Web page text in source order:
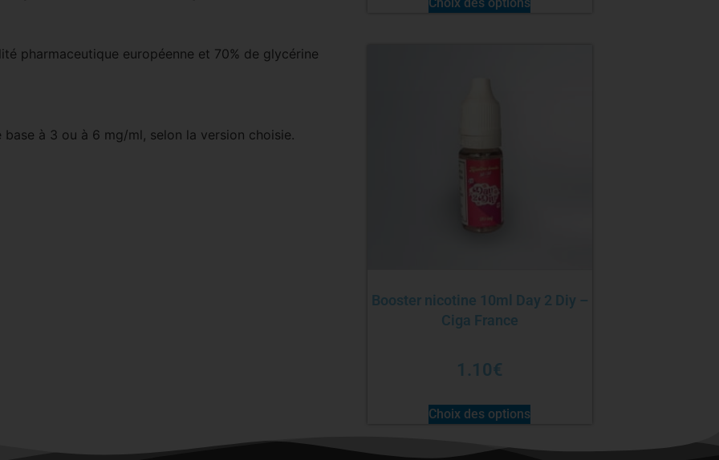
pharmaceutique européenne et 70% de glycérine
à 3 ou à 6 mg/ml, selon la version choisie.
Booster nicotine 10ml Day 2 Diy –
Ciga France
1.10€
Choix des options